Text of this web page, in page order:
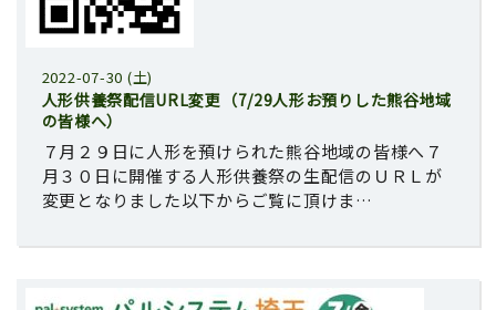
2022-07-30 (土)
人形供養祭配信URL変更（7/29人形お預りした熊谷地域
の皆様へ）
７月２９日に人形を預けられた熊谷地域の皆様へ７
月３０日に開催する人形供養祭の生配信のＵＲＬが
変更となりました以下からご覧に頂けま…